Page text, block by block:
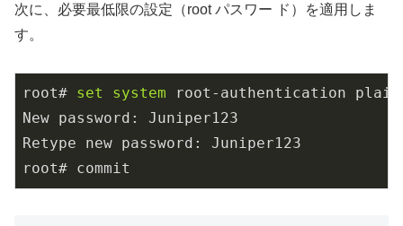
次に、必要最低限の設定（root パスワー ド）を適用しま
す。
root# set system
root-authentication
New password: Juniper123
Retype new password: Juniper123
root# commit